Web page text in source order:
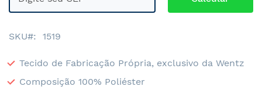
SKU 1519
Tecido de Fabricação Própria, exclusivo da Wentz
Composição 100% Poliéster